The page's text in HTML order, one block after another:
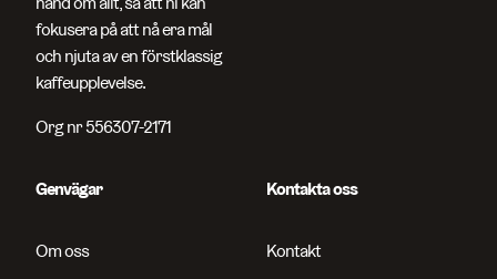
fokusera på att nå era mål
och njuta av en förstklassig
kaffeupplevelse.
Org nr 556307-2171
Genvägar
Om oss
Kontakta oss
Kontakt